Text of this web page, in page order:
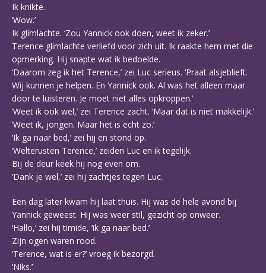
Ik knikte.
‘Wow.’
Ik glimlachte. ‘Zou Yannick ook doen, weet ik zeker.’
Terence glimlachte verliefd voor zich uit. Ik raakte hem met die
opmerking. Hij snapte wat ik bedoelde.
‘Daarom zeg ik het Terence,’ zei Luc serieus. ‘Praat alsjeblieft.
Wij kunnen je helpen. En Yannick ook. Al was het alleen maar
door te luisteren. Je moet niet alles opkroppen.’
‘Weet ik ook wel,’ zei Terence zacht. ‘Maar dat is niet makkelijk.’
‘Weet ik, jongen. Maar het is echt zo.’
‘Ik ga naar bed,’ zei hij en stond op.
‘Welterusten Terence,’ zeiden Luc en ik tegelijk.
Bij de deur keek hij nog even om.
‘Dank je wel,’ zei hij zachtjes tegen Luc.
Een dag later kwam hij laat thuis. Hij was de hele avond bij
Yannick geweest. Hij was weer stil, gezicht op onweer.
‘Hallo,’ zei hij timide, ‘ik ga naar bed.’
Zijn ogen waren rood.
‘Terence, wat is er?’ vroeg ik bezorgd.
‘Niks.’